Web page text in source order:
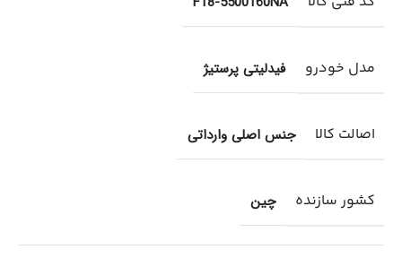
مدل خودرو فیدلیتی پرستیژ
اصالت کالا جنس اصلی وارداتی
کشور سازنده چین